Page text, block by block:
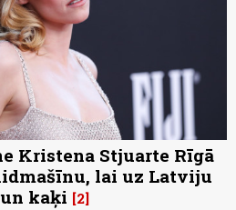
Kristena Stjuarte Rīgā
lai uz Latviju
kaķi 2